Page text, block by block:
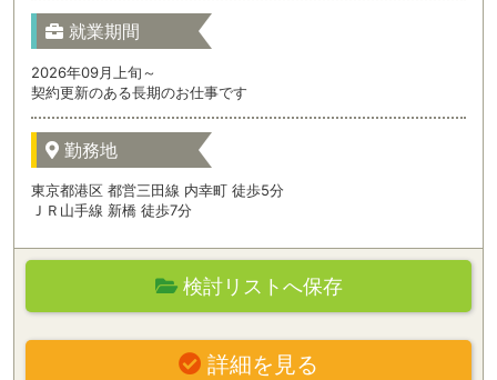
就業期間
2026年09月上旬～
契約更新のある長期のお仕事です
勤務地
東京都港区 都営三田線 内幸町 徒歩5分
ＪＲ山手線 新橋 徒歩7分
検討リストへ保存
詳細を見る